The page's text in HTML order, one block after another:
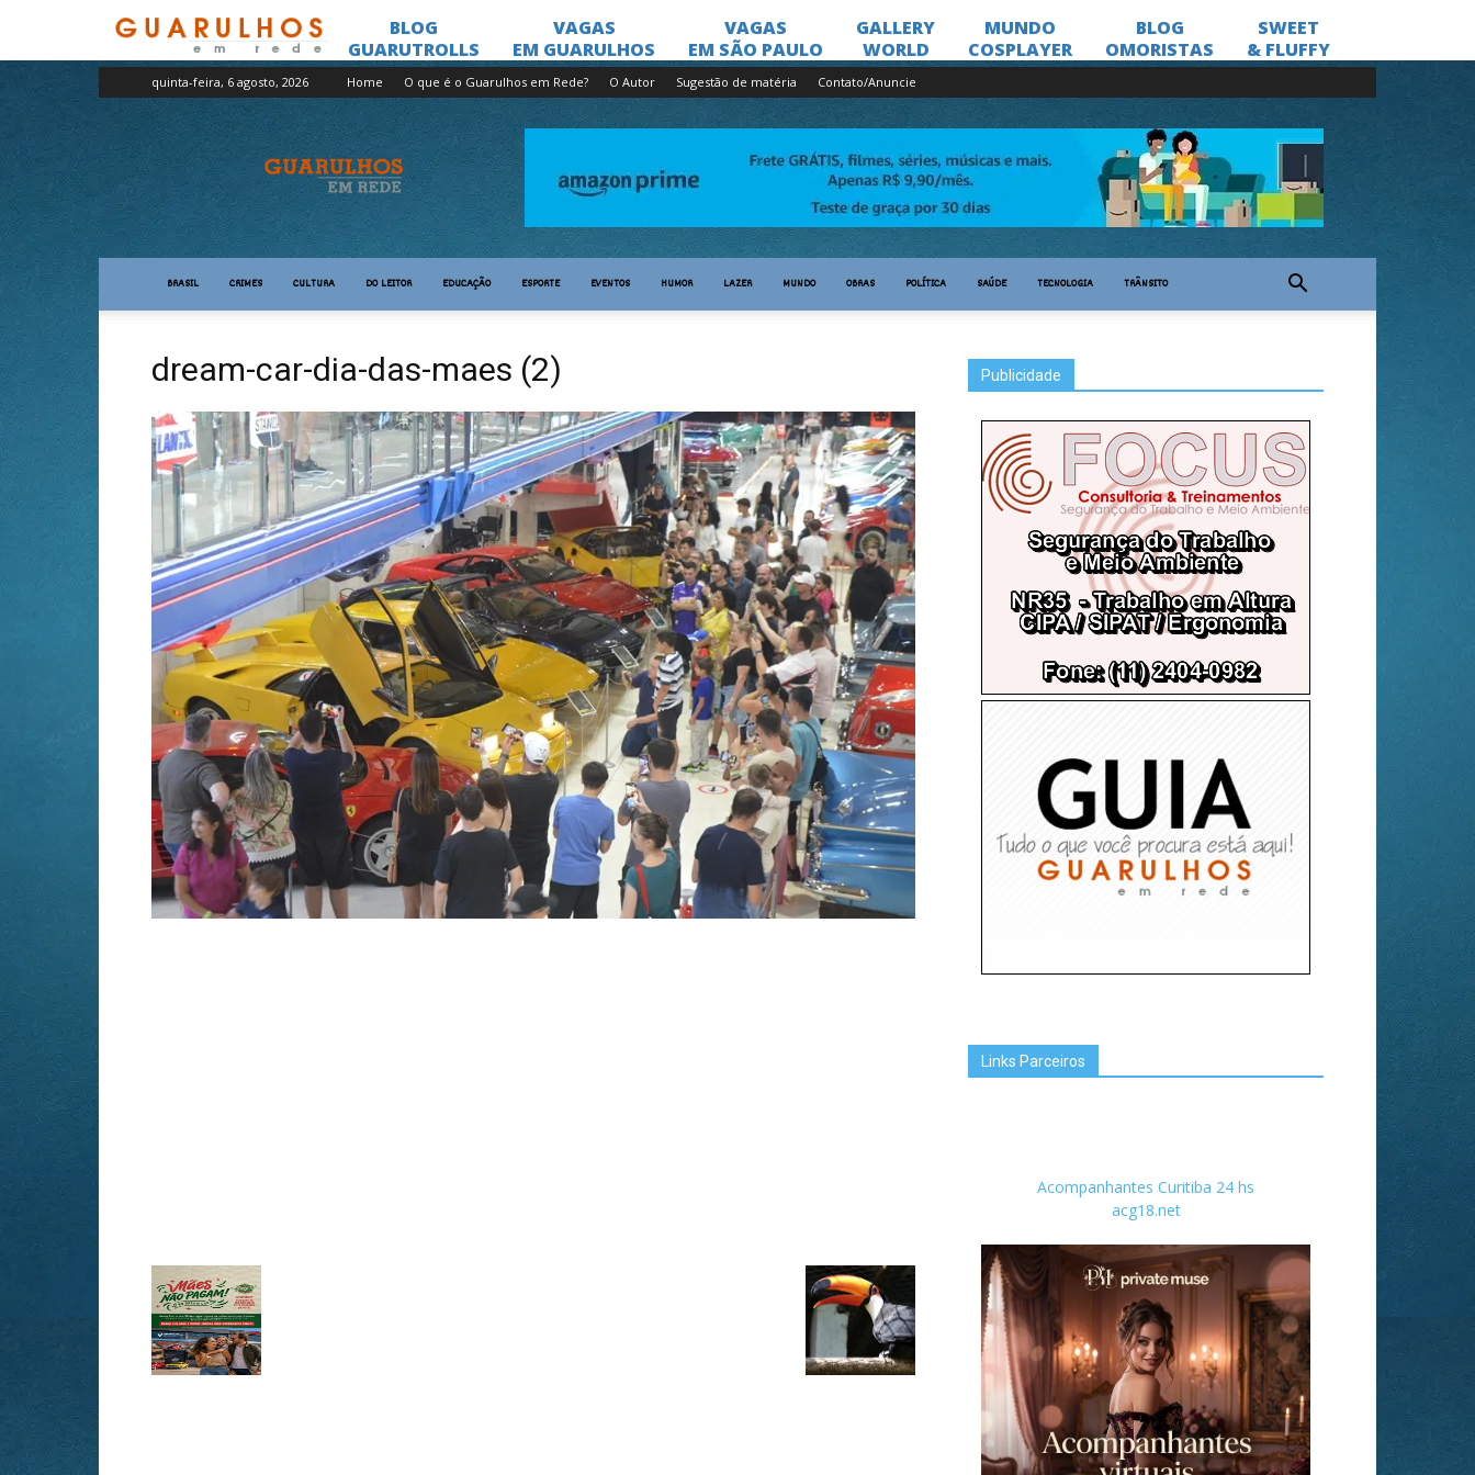
quinta-feira, 6 agosto, 2026 Home O que é o Guarulhos em Rede? O Autor Sugestão de matéria Contato/Anuncie
Guarulhos
em
Rede
BRASIL CRIMES CULTURA DO LEITOR EDUCAÇÃO ESPORTE EVENTOS HUMOR LAZER MUNDO OBRAS POLÍTICA SAÚDE TECNOLOGIA TRÂNSITO
dream-car-dia-das-maes (2) Publicidade
Links Parceiros
Acompanhantes Curitiba 24 hs
acg18.net